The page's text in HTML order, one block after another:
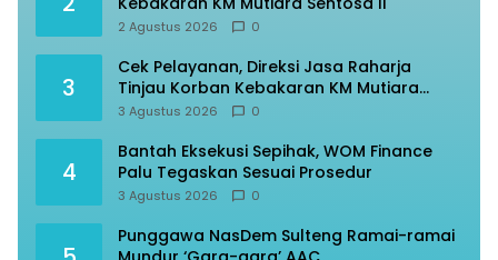
2 Agustus 2026 0
3
Cek Pelayanan, Direksi Jasa Raharja
Tinjau Korban Kebakaran KM Mutiara
Sentosa II
3 Agustus 2026 0
4
Bantah Eksekusi Sepihak, WOM Finance
Palu Tegaskan Sesuai Prosedur
3 Agustus 2026 0
Punggawa NasDem Sulteng Ramai-ramai